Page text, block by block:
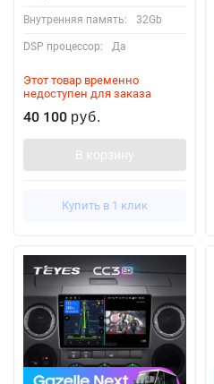
Внутренняя память: 32Gb
DSP процессор: Да
Этот товар временно
недоступен для заказа
40 100 руб.
В корзину
Купить в 1 клик